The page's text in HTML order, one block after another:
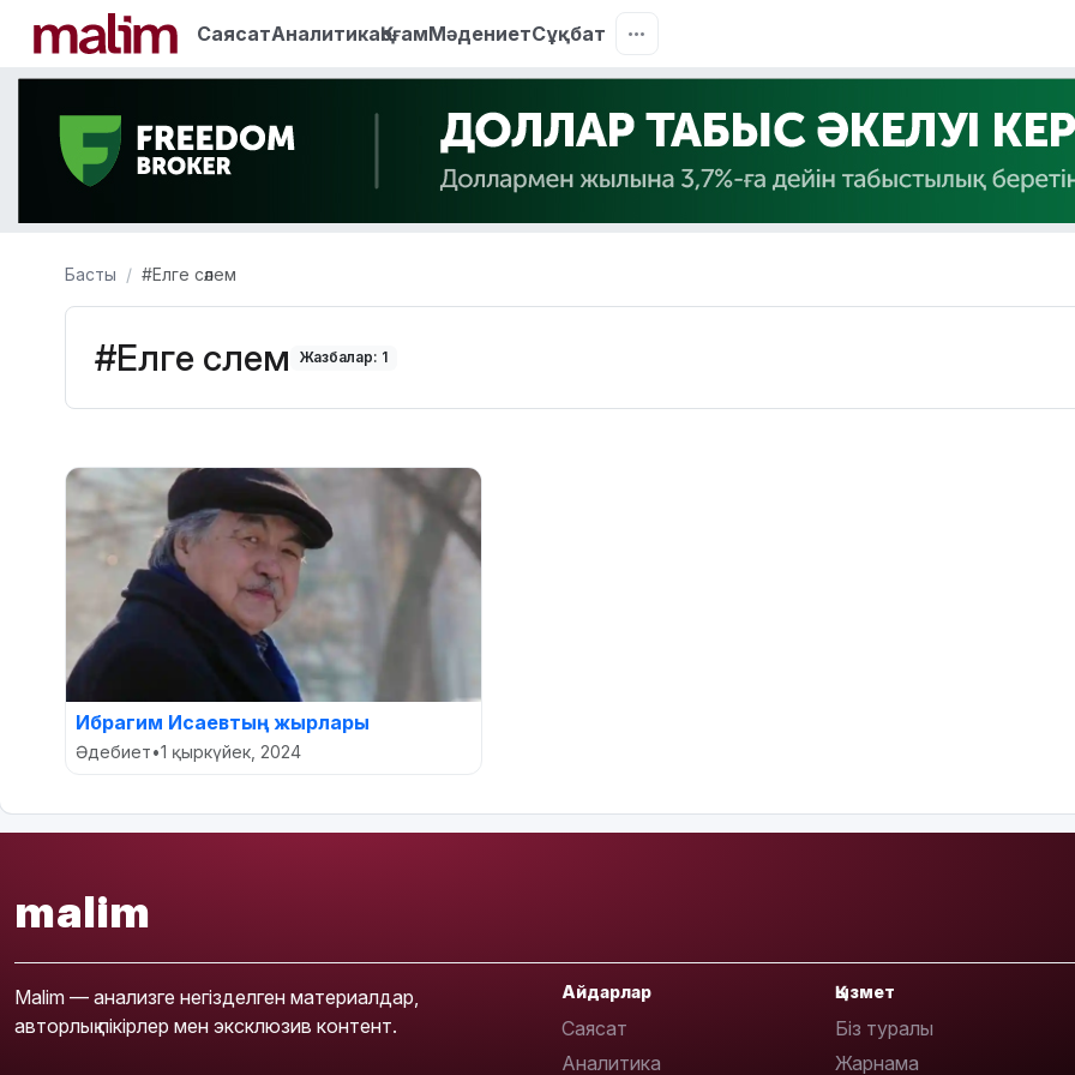
СаясатАналитикаҚоғамМәдениетСұқбат
Басты #Елге сәлем
#Елге сәлем Жазбалар: 1
Ибрагим Исаевтың жырлары
Әдебиет•1 қыркүйек, 2024
malim
Malim — анализге негізделген материалдар,
авторлық пікірлер мен эксклюзив контент.
Айдарлар
Саясат
Аналитика
Қызмет
Біз туралы
Жарнама